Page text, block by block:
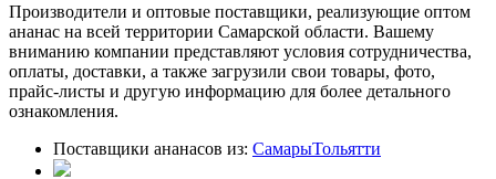
Производители и оптовые поставщики, реализующие оптом
ананас на всей территории Самарской области. Вашему
вниманию компании представляют условия сотрудничества,
оплаты, доставки, а также загрузили свои товары, фото,
прайс-листы и другую информацию для более детального
ознакомления.
Поставщики ананасов из: СамарыТольятти